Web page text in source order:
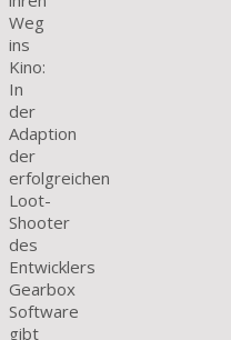
Weg
ins
Kino:
In
der
Adaption
der
erfolgreichen
Loot-
Shooter
des
Entwicklers
Gearbox
Software
gibt